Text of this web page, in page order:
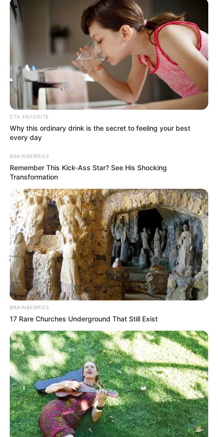
investir em um jardim artificial e veja um projeto
simples de fazer em casa.
Veja também:
Decoração com Velas Flutuantes – Dicas e Passo
a Passo
3 Dicas de Decoração com Juta Pra Deixar a sua
Índice
3 Motivos para fazer um jardim artificial
Manutenção
Efeito decorativo
Economia
Como Fazer um Jardim Artificial de Suculentas
Materiais Necessários
CTA FAVORITE
Why this ordinary drink is the secret to feeling your best
every day
BRAINBERRIES
Remember This Kick-Ass Star? See His Shocking
Transformation
BRAINBERRIES
17 Rare Churches Underground That Still Exist